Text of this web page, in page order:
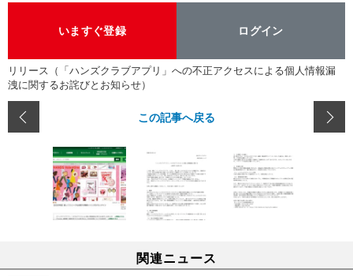
いますぐ登録 ログイン
リリース（「ハンズクラブアプリ」への不正アクセスによる個人情報漏
洩に関するお詫びとお知らせ）
この記事へ戻る
関連ニュース